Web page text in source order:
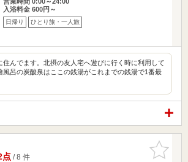
入浴料金 600円～
日帰り ひとり旅・一人旅
住んでます。北摂の友人宅へ遊びに行く時に利用して
風呂の炭酸泉はここの銭湯がこれまでの銭湯で1番最
お気に入
りに追加
点/ 8 件